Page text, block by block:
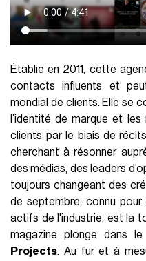
Établie en 2011, cette
contacts influents et
mondial de clients. Elle se
l’identité de marque et
clients par le biais de
cherchant à résonner
des médias, des leaders
toujours changeant des
de septembre, connu
actifs de l'industrie, est la
magazine plonge dans
Projects. Au fur et à